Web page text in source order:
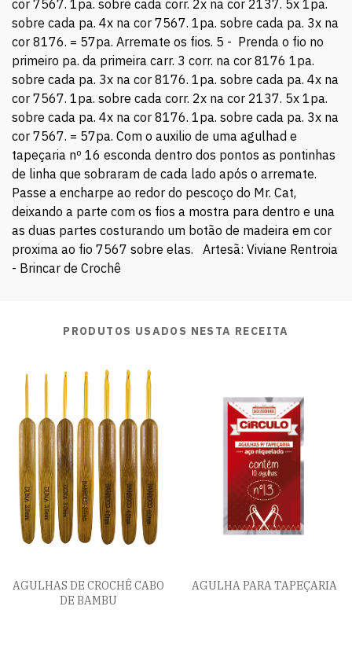
cor 7567. 1pa. sobre cada corr. 2x na cor 2137. 5x 1pa.
sobre cada pa. 4x na cor 7567. 1pa. sobre cada pa. 3x na
cor 8176. = 57pa. Arremate os fios. 5 - Prenda o fio no
primeiro pa. da primeira carr. 3 corr. na cor 8176 1pa.
sobre cada pa. 3x na cor 8176. 1pa. sobre cada pa. 4x na
cor 7567. 1pa. sobre cada corr. 2x na cor 2137. 5x 1pa.
sobre cada pa. 4x na cor 8176. 1pa. sobre cada pa. 3x na
cor 7567. = 57pa. Com o auxilio de uma agulhad e
tapeçaria nº 16 esconda dentro dos pontos as pontinhas
de linha que sobraram de cada lado após o arremate.
Passe a encharpe ao redor do pescoço do Mr. Cat,
deixando a parte com os fios a mostra para dentro e una
as duas partes costurando um botão de madeira em cor
proxima ao fio 7567 sobre elas. Artesã: Viviane Rentroia
- Brincar de Crochê
PRODUTOS USADOS NESTA RECEITA
AGULHAS DE CROCHÊ CABO
DE BAMBU
AGULHA PARA TAPEÇARIA